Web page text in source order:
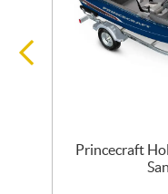
Princecraft